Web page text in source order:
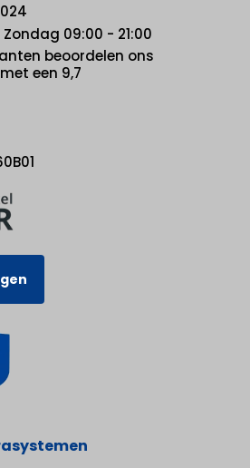
09:00 - 21:00
Klanten beoordelen ons
een 9,7